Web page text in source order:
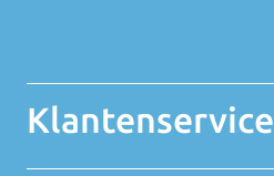
Klantenservice
Contact